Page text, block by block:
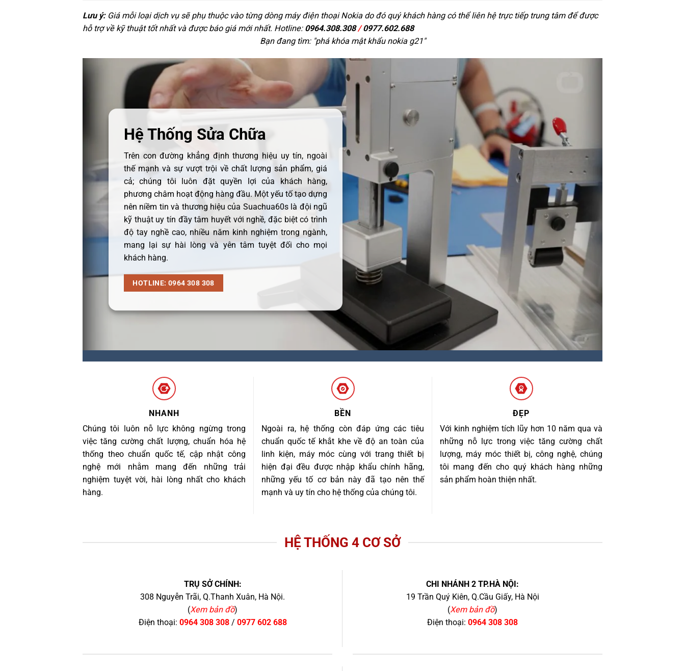
Lưu ý:Giá mỗi loại dịch vụ sẽ phụ thuộc vào từng dòng máy điện thoại Nokia do đó quý khách hàng có thể liên hệ trực tiếp trung tâm để được
hỗ trợ về kỹ thuật tốt nhất và được báo giá mới nhất. Hotline: 0964.308.308/0977.602.688
Bạn đang tìm: "phá khóa mật khẩu nokia g21"
Hệ Thống Sửa Chữa
Trên con đường khẳng định thương hiệu uy tín, ngoài
thế mạnh và sự vượt trội về chất lượng sản phẩm, giá
cả; chúng tôi luôn đặt quyền lợi của khách hàng,
phương châm hoạt động hàng đầu. Một yếu tố tạo dựng
nên niềm tin và thương hiệu của Suachua60s là đội ngũ
kỹ thuật uy tín đầy tâm huyết với nghề, đặc biệt có trình
độ tay nghề cao, nhiều năm kinh nghiệm trong ngành,
mang lại sự hài lòng và yên tâm tuyệt đối cho mọi
khách hàng.
HOTLINE: 0964 308 308
NHANH
Chúng tôi luôn nỗ lực không ngừng trong
việc tăng cường chất lượng, chuẩn hóa hệ
thống theo chuẩn quốc tế, cập nhật công
nghệ mới nhằm mang đến những trải
nghiệm tuyệt vời, hài lòng nhất cho khách
hàng.
BỀN
Ngoài ra, hệ thống còn đáp ứng các tiêu
chuẩn quốc tế khắt khe về độ an toàn của
linh kiện, máy móc cùng với trang thiết bị
hiện đại đều được nhập khẩu chính hãng,
những yếu tố cơ bản này đã tạo nên thế
mạnh và uy tín cho hệ thống của chúng tôi.
ĐẸP
Với kinh nghiệm tích lũy hơn 10 năm qua và
những nỗ lực trong việc tăng cường chất
lượng, máy móc thiết bị, công nghệ, chúng
tôi mang đến cho quý khách hàng những
sản phẩm hoàn thiện nhất.
HỆ THỐNG 4 CƠ SỞ
TRỤ SỞ CHÍNH:
308 Nguyễn Trãi, Q.Thanh Xuân, Hà Nội.
(Xem bản đồ)
Điện thoại: 0964 308 308/ 0977 602 688
CHI NHÁNH 2 TP.HÀ NỘI:
19 Trần Quý Kiên, Q.Cầu Giấy, Hà Nội
(Xem bản đồ)
Điện thoại: 0964 308 308